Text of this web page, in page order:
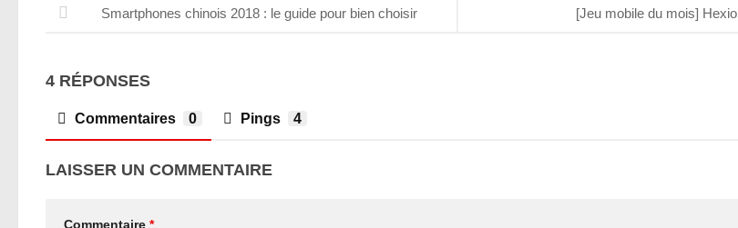
[Jeu mobile du mois] Hexio
Smartphones chinois 2018 : le guide pour bien choisir
4 RÉPONSES
Commentaires 0 Pings 4
LAISSER UN COMMENTAIRE
Commentaire *